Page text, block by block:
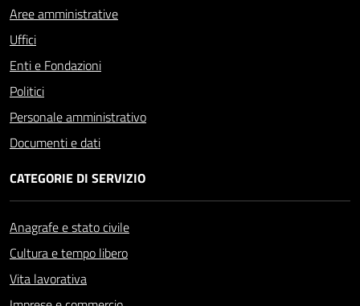
Aree amministrative
Uffici
Enti e Fondazioni
Politici
Personale amministrativo
Documenti e dati
CATEGORIE DI SERVIZIO
Anagrafe e stato civile
Cultura e tempo libero
Vita lavorativa